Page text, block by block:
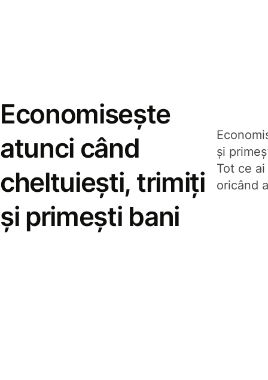
Economisește
atunci când
cheltuiești, trimiți
și primești bani
și
Tot ce
oricând